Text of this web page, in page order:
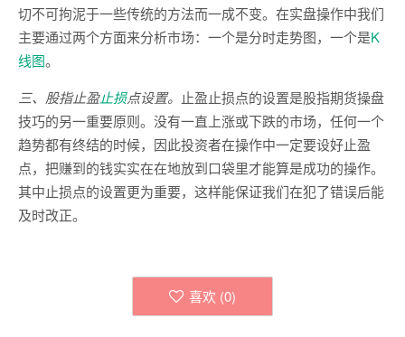
切不可拘泥于一些传统的方法而一成不变。在实盘操作中我们
主要通过两个方面来分析市场：一个是分时走势图，一个是K
线图。
三、股指止盈止损点设置。 止盈止损点的设置是股指期货操盘
技巧的另一重要原则。没有一直上涨或下跌的市场，任何一个
趋势都有终结的时候，因此投资者在操作中一定要设好止盈
点，把赚到的钱实实在在地放到口袋里才能算是成功的操作。
其中止损点的设置更为重要，这样能保证我们在犯了错误后能
及时改正。
喜欢 (0)